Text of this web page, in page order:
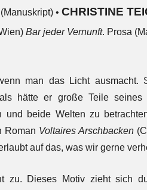
(Manuskript) •CHRISTINE
Bar jeder Vernunft. Prosa
man das Licht ausmacht.
hätte er große Teile seines
beide Welten zu
Roman Voltaires Arschbacken
auf das, was wir gerne
zu. Dieses Motiv zieht sich